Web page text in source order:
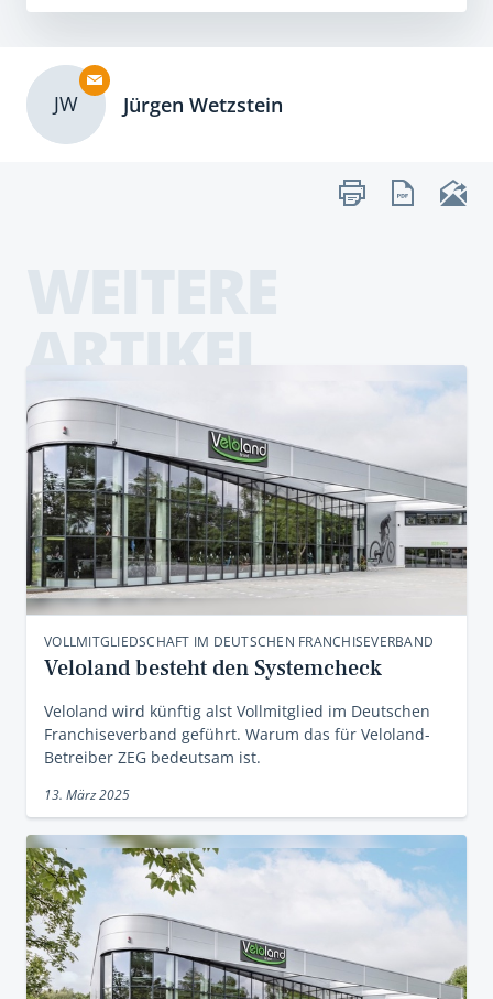
JW Jürgen Wetzstein
ARTIKEL
VOLLMITGLIEDSCHAFT IM DEUTSCHEN FRANCHISEVERBAND
Veloland besteht den Systemcheck
Veloland wird künftig alst Vollmitglied im Deutschen
Franchiseverband geführt. Warum das für Veloland-
Betreiber ZEG bedeutsam ist.
13. März 2025